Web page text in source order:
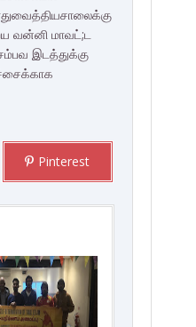
வன்னி மாவட்;ட
இடத்துக்கு
Pinterest